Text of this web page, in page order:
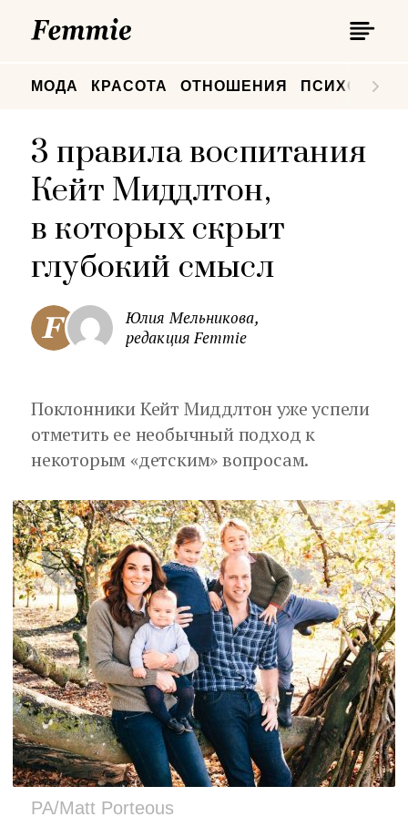
МОДА КРАСОТА ОТНОШЕНИЯ
3 правила воспитания
Кейт Миддлтон,
в которых скрыт
глубокий смысл
Юлия Мельникова,
редакция Femmie
Поклонники Кейт Миддлтон уже успели
отметить ее необычный подход к
некоторым «детским» вопросам.
PA/Matt Porteous